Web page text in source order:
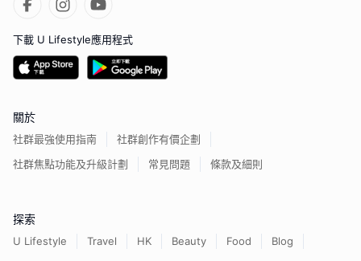
下載 U Lifestyle應用程式
關於
社群最強使用指南
社群創作有價企劃
社群焦點功能及升級計劃
常見問題 條款及細則
探索
U Lifestyle Travel HK Beauty Food
Blog